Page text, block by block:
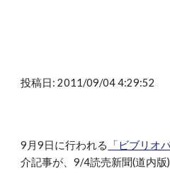
投稿日: 2011/09/04 4:29:52
9月9日に行われる 「ビブリオ
介記事が、9/4読売新聞(道内版